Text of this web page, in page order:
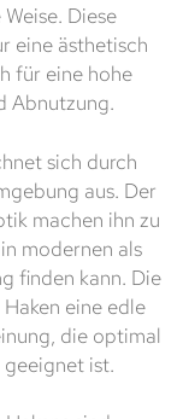
Diese
eine ästhetisch
für eine hohe
Abnutzung.
sich durch
aus. Der
machen ihn zu
modernen als
finden kann. Die
eine edle
die optimal
ist.